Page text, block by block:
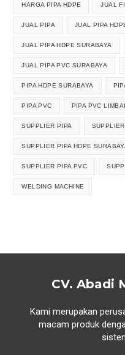
HARGA PIPA HDPE JUAL
JUAL PIPA JUAL PIPA
JUAL PIPA HDPE SURABAYA
JUAL PIPA PVC SURABAYA
PIPA HDPE SURABAYA
PIPA PVC PIPA PVC
SUPPLIER PIPA
SUPPLIER PIPA HDPE
SUPPLIER PIPA PVC
WELDING MACHINE
CV. Abadi
Kami merupakan
macam produk